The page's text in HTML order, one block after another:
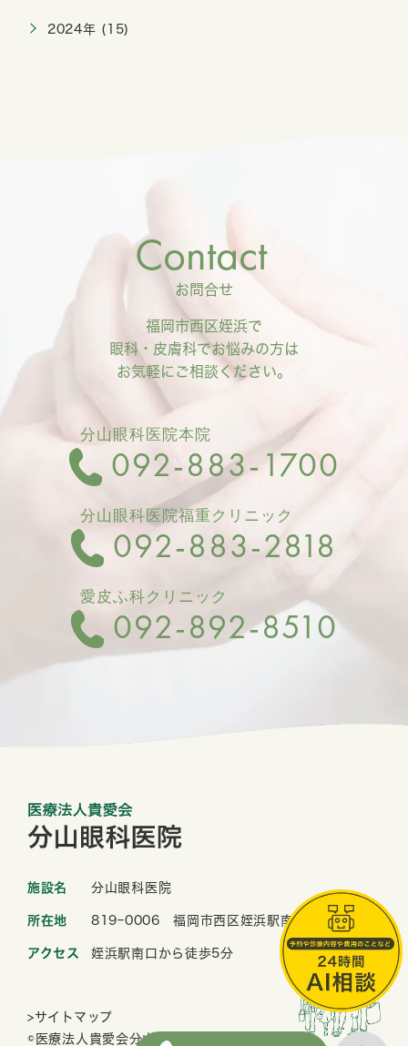
2024年 (15)
Contact
お問合せ
福岡市西区姪浜で
眼科・皮膚科でお悩みの方は
お気軽にご相談ください。
分山眼科医院本院
092‐883-1700
分山眼科医院福重クリニック
092-883-2818
愛皮ふ科クリニック
092-892-8510
施設名 分山眼科医院
所在地 819ｰ0006 福岡市西区姪浜駅南2-1-33
アクセス 姪浜駅南口から徒歩5分
>サイトマップ
©医療法人貴愛会分山眼科医院